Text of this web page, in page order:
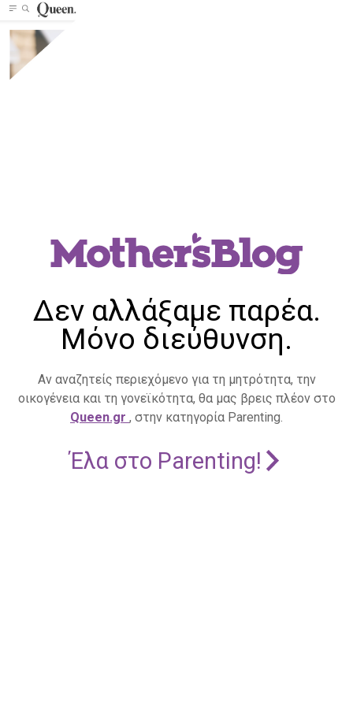
Δεν αλλάξαμε παρέα.
Μόνο διεύθυνση.
Αν αναζητείς περιεχόμενο για τη μητρότητα, την
οικογένεια και τη γονεϊκότητα, θα μας βρεις πλέον στο
Queen.gr , στην κατηγορία Parenting.
Έλα στο Parenting!